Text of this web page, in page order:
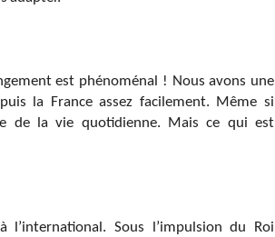
est phénoménal ! Nous avons une
la France assez facilement. Même si
de la vie quotidienne. Mais ce qui est
l’international. Sous l’impulsion du Roi